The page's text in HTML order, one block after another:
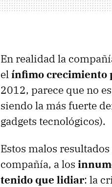
En realidad la
elínfimo crecimiento
2012, parece que no
siendo la más fuerte
gadgets tecnológicos).
Estos malos
compañía, a los
tenido que lidiar: la